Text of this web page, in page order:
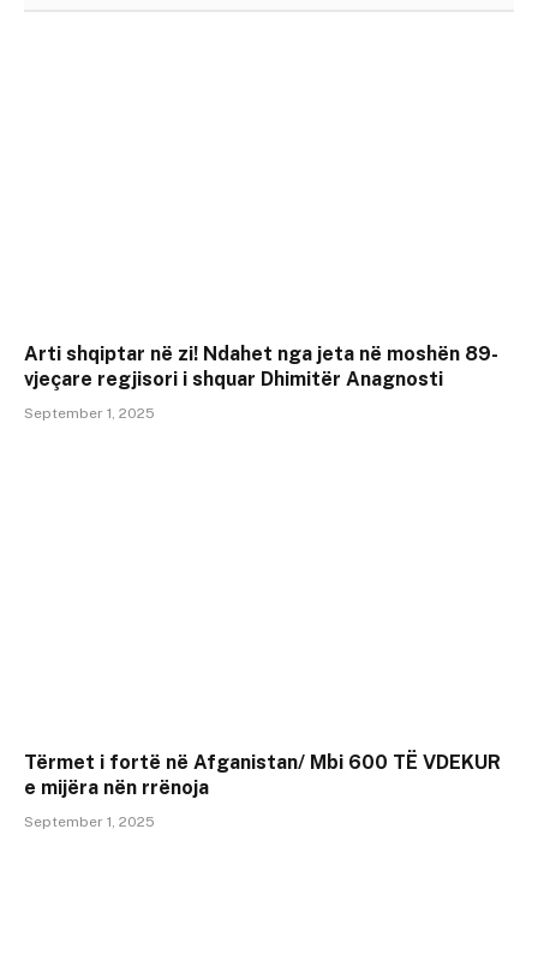
Arti shqiptar në zi! Ndahet nga jeta në moshën 89-
vjeçare regjisori i shquar Dhimitër Anagnosti
September 1, 2025
Tërmet i fortë në Afganistan/ Mbi 600 TË VDEKUR
e mijëra nën rrënoja
September 1, 2025